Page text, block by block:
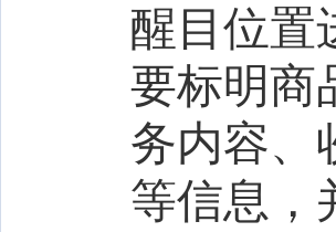
醒目位置
要标明商
务内容、
等信息，